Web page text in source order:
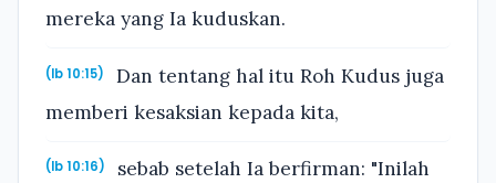
mereka yang Ia kuduskan.
(Ib 10:15)
Dan tentang hal itu Roh Kudus juga
memberi kesaksian kepada kita,
(Ib 10:16)
sebab setelah Ia berfirman: "Inilah